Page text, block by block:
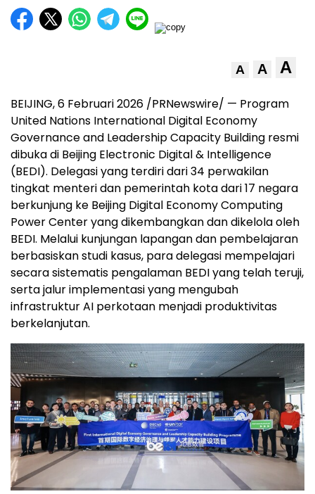
A A A
BEIJING, 6 Februari 2026 /PRNewswire/ — Program
United Nations International Digital Economy
Governance and Leadership Capacity Building resmi
dibuka di Beijing Electronic Digital & Intelligence
(BEDI). Delegasi yang terdiri dari 34 perwakilan
tingkat menteri dan pemerintah kota dari 17 negara
berkunjung ke Beijing Digital Economy Computing
Power Center yang dikembangkan dan dikelola oleh
BEDI. Melalui kunjungan lapangan dan pembelajaran
berbasiskan studi kasus, para delegasi mempelajari
secara sistematis pengalaman BEDI yang telah teruji,
serta jalur implementasi yang mengubah
infrastruktur AI perkotaan menjadi produktivitas
berkelanjutan.